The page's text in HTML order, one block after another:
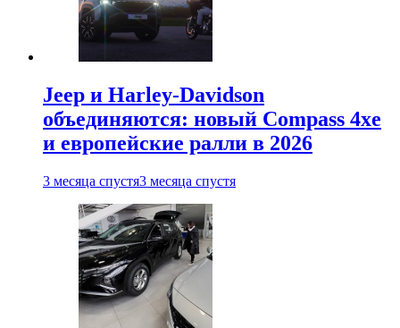
Jeep и Harley-Davidson
объединяются: новый Compass 4xe
и европейские ралли в 2026
3 месяца спустя3 месяца спустя